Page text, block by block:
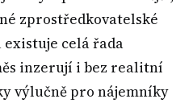
zprostředkovatelské
celá řada
inzerují i bez realitní
výlučně pro nájemníky